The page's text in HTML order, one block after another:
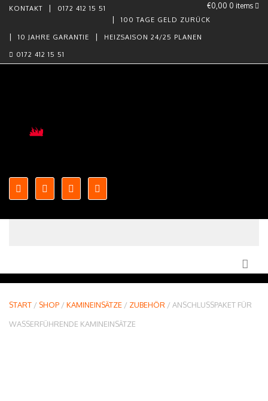
€0,00 0 items
KONTAKT
0172 412 15 51
100 TAGE GELD ZURÜCK
10 JAHRE GARANTIE HEIZSAISON 24/25 PLANEN
0172 412 15 51
START / SHOP / KAMINEINSÄTZE / ZUBEHÖR / ANSCHLUSSPAKET FÜR
WASSERFÜHRENDE KAMINEINSÄTZE